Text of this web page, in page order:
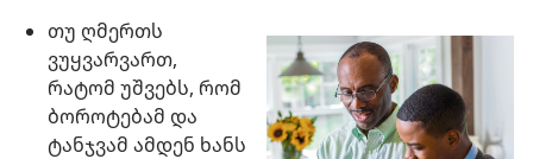
თუ ღმერთს
ვუყვარვართ,
რატომ უშვებს, რომ
ბოროტებამ და
ტანჯვამ ამდენ ხანს